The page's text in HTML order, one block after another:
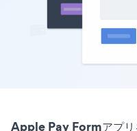
Apple Pay Formアプ